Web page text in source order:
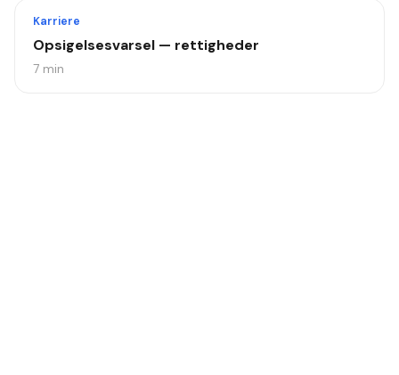
Karriere
Opsigelsesvarsel — rettigheder
7 min